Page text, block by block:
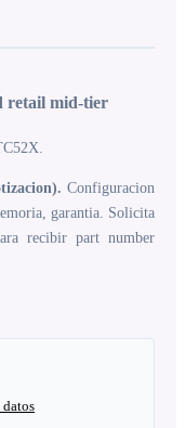
mid-tier
Configuracion
garantia. Solicita
recibir part number
datos